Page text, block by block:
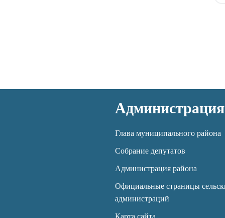
Администрация
Глава муниципального района
Собрание депутатов
Администрация района
Официальные страницы
администраций
Карта сайта